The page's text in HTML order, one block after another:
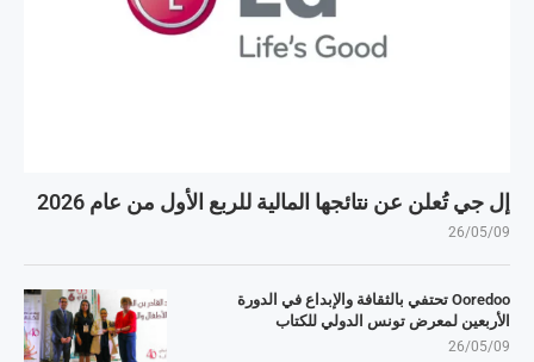
إل جي تُعلن عن نتائجها المالية للربع الأول من عام 2026
26/05/09
Ooredoo تحتفي بالثقافة والإبداع في الدورة
الأربعين لمعرض تونس الدولي للكتاب
26/05/09